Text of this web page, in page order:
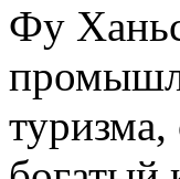
Фу
туризма,